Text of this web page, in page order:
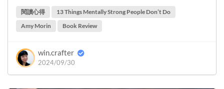
閱讀心得
13 Things Mentally Strong People Don’t Do
Amy Morin
Book Review
win.crafter
2024/09/30